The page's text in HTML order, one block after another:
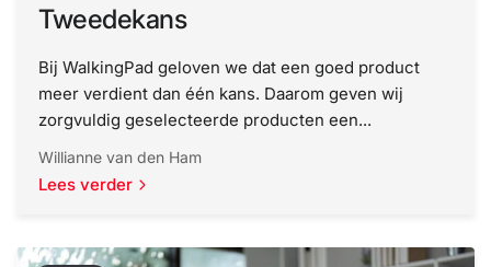
Tweedekans
Bij WalkingPad geloven we dat een goed product
meer verdient dan één kans. Daarom geven wij
zorgvuldig geselecteerde producten een...
Willianne van den Ham
Lees verder